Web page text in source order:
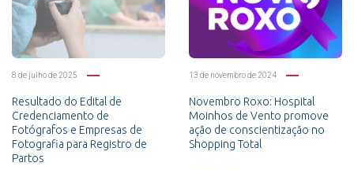
8 de julho de 2025
Resultado do Edital de
Credenciamento de
Fotógrafos e Empresas de
Fotografia para Registro de
Partos
13 de novembro de 2024
Novembro Roxo: Hospital
Moinhos de Vento promove
ação de conscientização no
Shopping Total